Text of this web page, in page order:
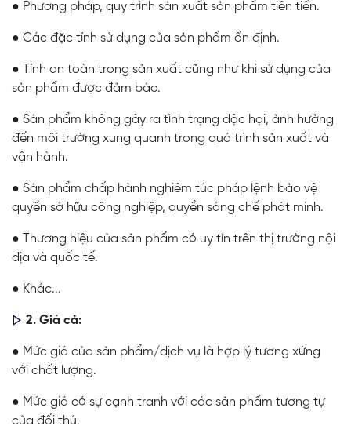
● Phương pháp, quy trình sản xuất sản phẩm tiên tiến.
● Các đặc tính sử dụng của sản phẩm ổn định.
● Tính an toàn trong sản xuất cũng như khi sử dụng của
sản phẩm được đảm bảo.
● Sản phẩm không gây ra tình trạng độc hại, ảnh hưởng
đến môi trường xung quanh trong quá trình sản xuất và
vận hành.
● Sản phẩm chấp hành nghiêm túc pháp lệnh bảo vệ
quyền sở hữu công nghiệp, quyền sáng chế phát minh.
● Thương hiệu của sản phẩm có uy tín trên thị trường nội
địa và quốc tế.
● Khác...
2. Giá cả:
● Mức giá của sản phẩm/dịch vụ là hợp lý tương xứng
với chất lượng.
● Mức giá có sự cạnh tranh với các sản phẩm tương tự
của đối thủ.